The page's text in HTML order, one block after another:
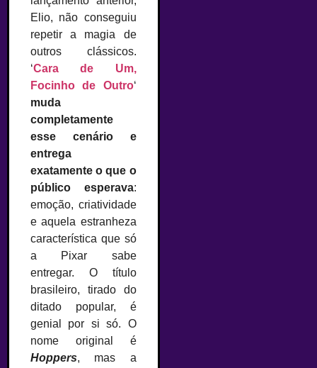
Elio, não conseguiu
repetir a magia de
outros clássicos.
‘Cara de Um,
Focinho de Outro‘
muda
completamente
esse cenário e
entrega
exatamente o que o
público esperava:
emoção, criatividade
e aquela estranheza
característica que só
a Pixar sabe
entregar. O título
brasileiro, tirado do
ditado popular, é
genial por si só. O
nome original é
Hoppers, mas a